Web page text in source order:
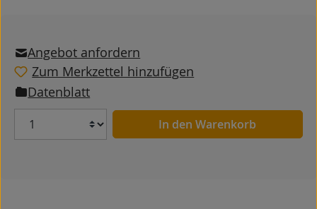
Angebot anfordern
Zum Merkzettel hinzufügen
Datenblatt
Anzahl In den Warenkorb